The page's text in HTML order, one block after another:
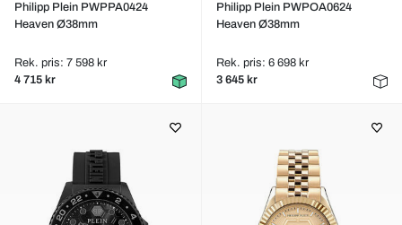
Philipp Plein PWPPA0424
Heaven Ø38mm
Rek. pris: 7 598 kr
4 715 kr
Philipp Plein PWPOA0624
Heaven Ø38mm
Rek. pris: 6 698 kr
3 645 kr